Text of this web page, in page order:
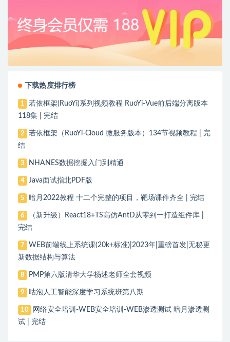
下载热度排行榜
1
若依框架(RuoYi)系列视频教程 RuoYi-Vue前后端分离版本
118集 | 完结
2
若依框架（RuoYi-Cloud 微服务版本）134节视频教程 | 完
结
3 NHANES数据挖掘入门到精通
4 Java面试指北PDF版
5 暗月2022教程 十二个完整的项目，靶场课件齐全 | 完结
6
（新升级）React18+TS高仿AntD从零到一打造组件库 |
完结
7
WEB前端线上系统课(20k+标准)|2023年|重磅首发|无秘更
新数据结构与算法
8 PMP第六版清华大学杨述老师全套视频
9 咕泡人工智能深度学习系统班第八期
10
网络安全培训-WEB安全培训-WEB渗透测试 暗月渗透测
试 | 完结